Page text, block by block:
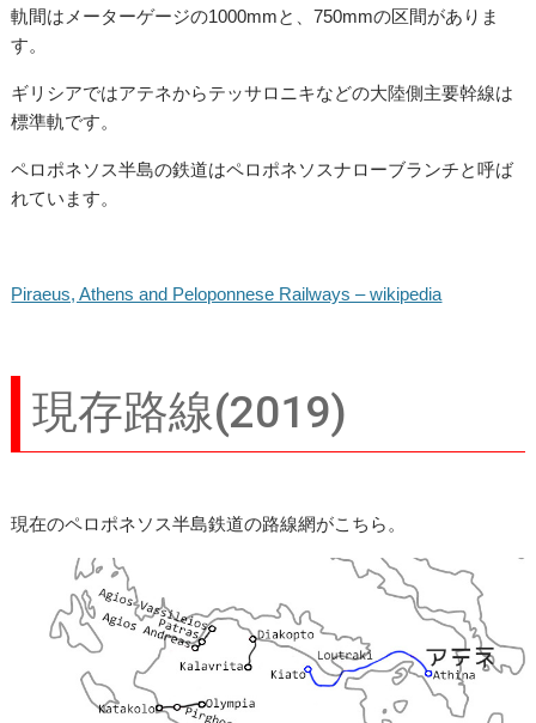
軌間はメーターゲージの1000mmと、750mmの区間がありま
す。
ギリシアではアテネからテッサロニキなどの大陸側主要幹線は
標準軌です。
ペロポネソス半島の鉄道はペロポネソスナローブランチと呼ば
れています。
Piraeus, Athens and Peloponnese Railways – wikipedia
現存路線(2019)
現在のペロポネソス半島鉄道の路線網がこちら。